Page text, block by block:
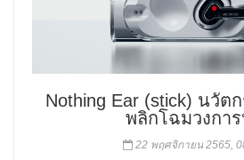
Nothing Ear (stick) นวัต
พลิกโฉมวงกา
22 พฤศจิกายน 2565,